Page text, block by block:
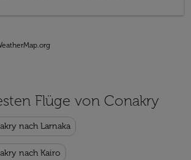
Flüge von Conakry
nach Larnaka
nach Kairo